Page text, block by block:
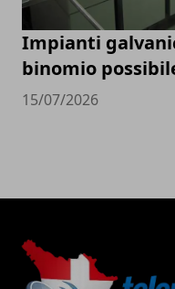
Impianti
binomio
15/07/2026